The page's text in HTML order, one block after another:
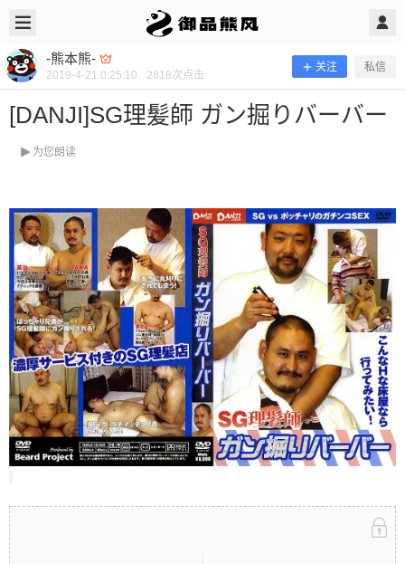
-熊本熊-
2019-4-21 0:25:10 2818次点击
关注 私信
[DANJI]SG理髪師 ガン掘りバーバー
为您朗读
-熊本熊- @ 御品熊风 2019/4/21
[DANJI]SG理髪師 ガン掘りバーバー
当前隐藏内容需要支付100熊币 已有32人支付 登录
立刻注册 0 收藏